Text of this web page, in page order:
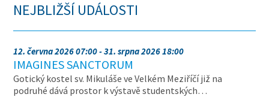
NEJBLIŽŠÍ UDÁLOSTI
12. června 2026 07:00 - 31. srpna 2026 18:00
IMAGINES SANCTORUM
Gotický kostel sv. Mikuláše ve Velkém Meziříčí již na
podruhé dává prostor k výstavě studentských…